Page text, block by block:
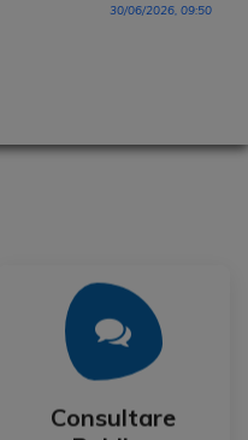
30/06/2026, 09:50
Consultare
Consultare
Publica
Mai Mult